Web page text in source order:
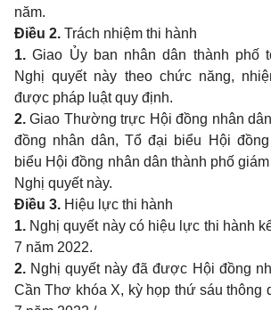
năm.
Điều 2. Trách nhiệm thi hành
1.Giao Ủy ban nhân dân thành phố
Nghị quyết này theo chức năng,
được pháp luật quy định.
2.Giao Thường trực Hội đồng nhân
đồng nhân dân, Tổ đại biểu Hội
biểu Hội đồng nhân dân thành phố
Nghị quyết này.
Điều 3. Hiệu lực thi hành
1. Nghị quyết này có hiệu lực thi hành
7 năm 2022.
2. Nghị quyết này đã được Hội đồng
Cần Thơ khóa X, kỳ họp thứ sáu thông